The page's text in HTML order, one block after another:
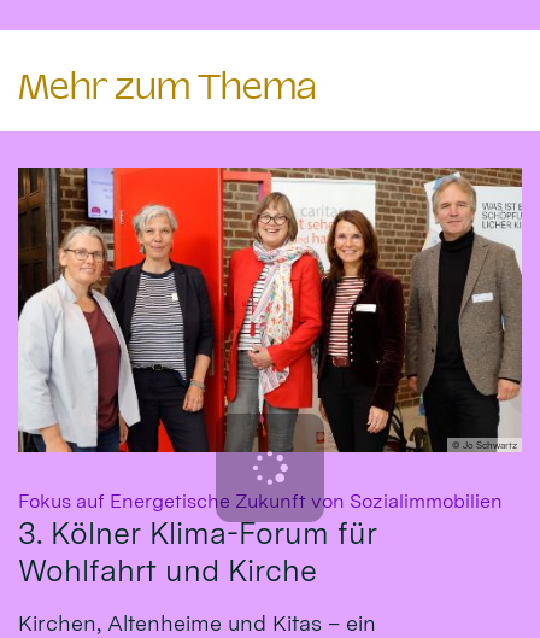
Mehr zum Thema
© Jo Schwartz
Fokus auf Energetische Zukunft von Sozialimmobilien
3. Kölner Klima-Forum für
Wohlfahrt und Kirche
Kirchen, Altenheime und Kitas – ein